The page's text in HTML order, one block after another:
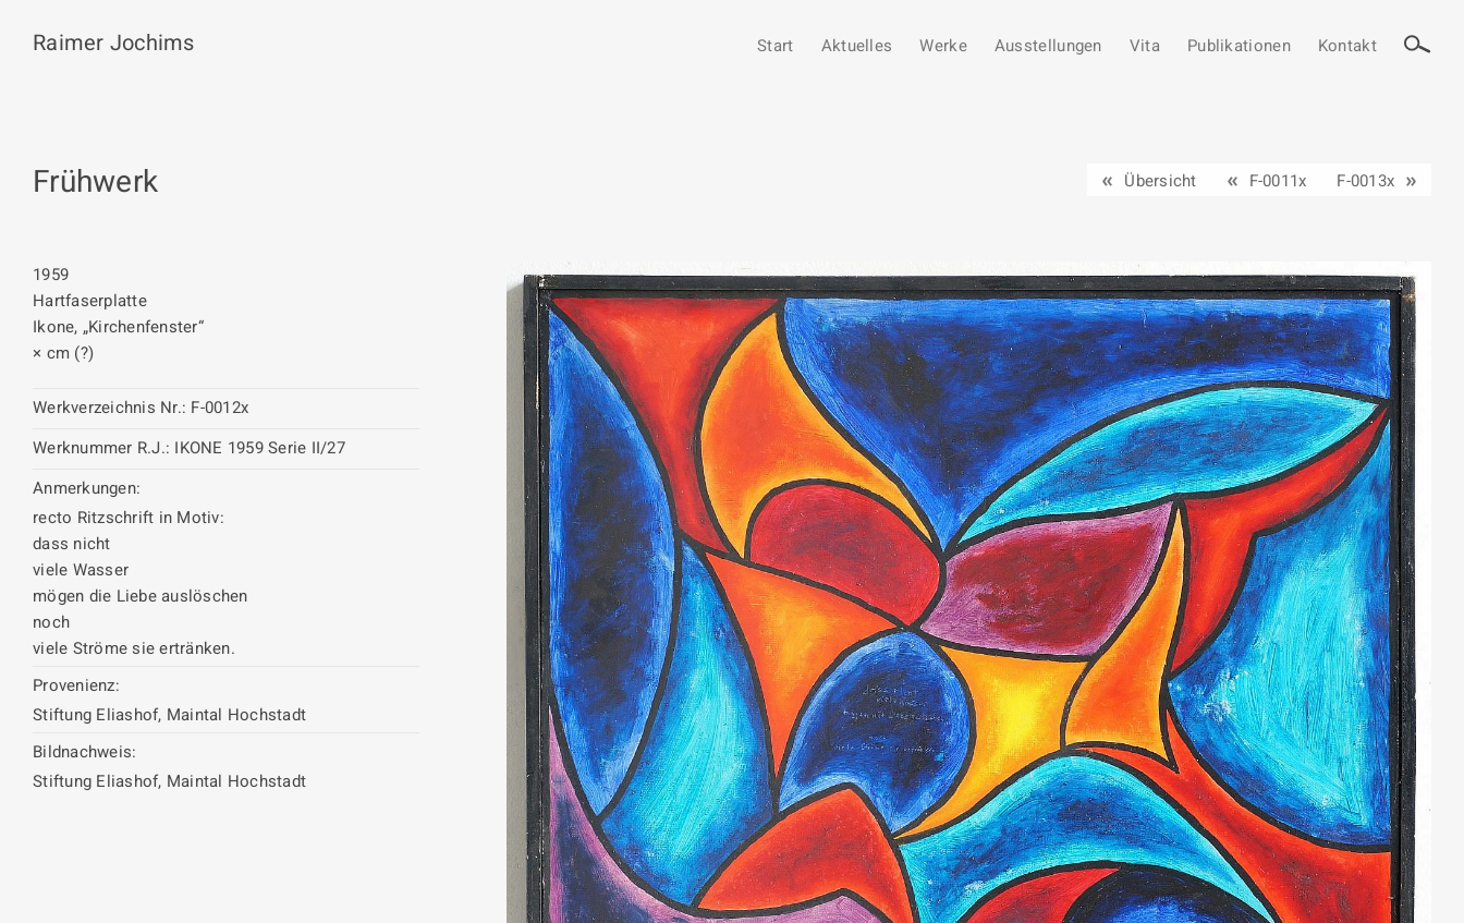
Raimer Jochims Start Aktuelles Werke Ausstellungen Vita Publikationen Kontakt
Frühwerk Übersicht F-0011x F-0013x
1959
Hartfaserplatte
Ikone, „Kirchenfenster“
× cm (?)
Werkverzeichnis Nr.: F-0012x
Werknummer R.J.: IKONE 1959 Serie II/27
Anmerkungen:
recto Ritzschrift in Motiv:
dass nicht
viele Wasser
mögen die Liebe auslöschen
noch
viele Ströme sie ertränken.
Provenienz:
Stiftung Eliashof, Maintal Hochstadt
Bildnachweis:
Stiftung Eliashof, Maintal Hochstadt